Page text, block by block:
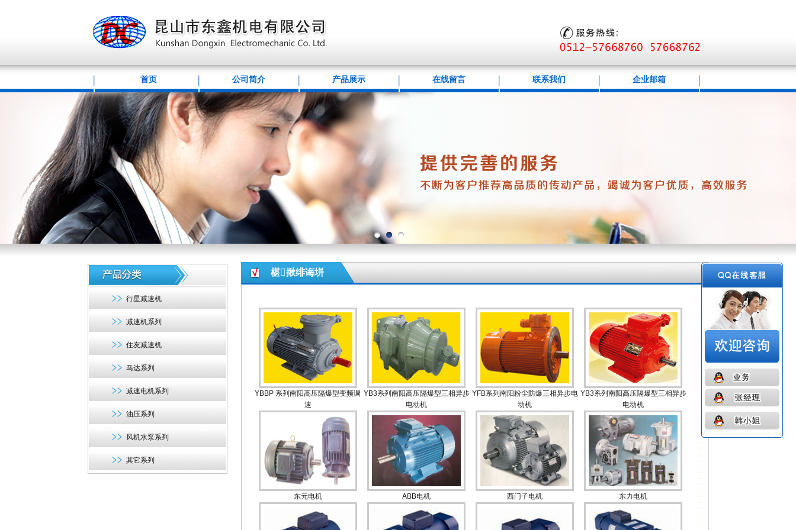
首页 公司简介 产品展示 在线留言 联系我们 企业邮箱
行星减速机
减速机系列
住友减速机
马达系列
减速电机系列
油压系列
风机水泵系列
其它系列
椹揪绯诲垪
YBBP 系列南阳高压隔爆型变频调
速
YB3系列南阳高压隔爆型三相异步
电动机
YFB系列南阳粉尘防爆三相异步电
动机
YB3系列南阳高压隔爆型三相异步
电动机
东元电机 ABB电机 西门子电机 东力电机